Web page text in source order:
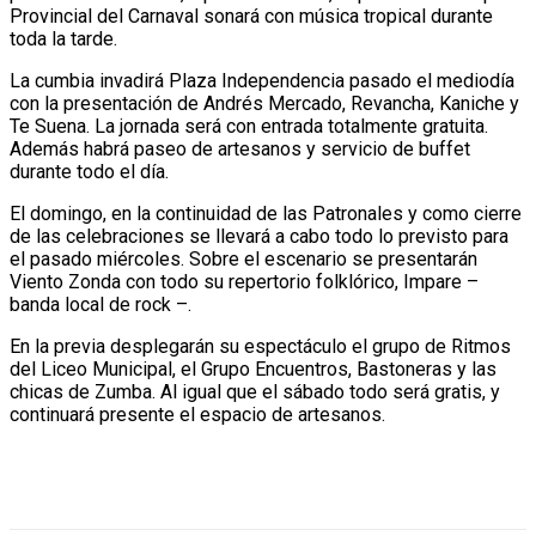
Provincial del Carnaval sonará con música tropical durante
toda la tarde.
La cumbia invadirá Plaza Independencia pasado el mediodía
con la presentación de Andrés Mercado, Revancha, Kaniche y
Te Suena. La jornada será con entrada totalmente gratuita.
Además habrá paseo de artesanos y servicio de buffet
durante todo el día.
El domingo, en la continuidad de las Patronales y como cierre
de las celebraciones se llevará a cabo todo lo previsto para
el pasado miércoles. Sobre el escenario se presentarán
Viento Zonda con todo su repertorio folklórico, Impare –
banda local de rock –.
En la previa desplegarán su espectáculo el grupo de Ritmos
del Liceo Municipal, el Grupo Encuentros, Bastoneras y las
chicas de Zumba. Al igual que el sábado todo será gratis, y
continuará presente el espacio de artesanos.